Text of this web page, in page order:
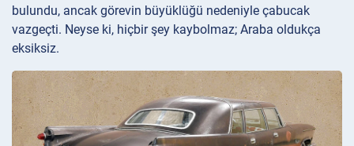
bulundu, ancak görevin büyüklüğü nedeniyle çabucak
vazgeçti. Neyse ki, hiçbir şey kaybolmaz; Araba oldukça
eksiksiz.